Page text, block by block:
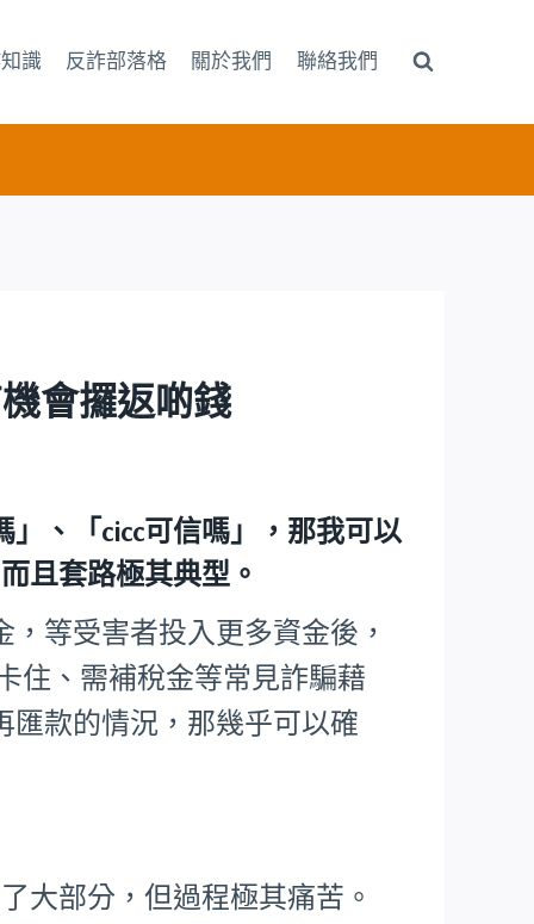
識 反詐部落格 關於我們 聯絡我們
會攞返啲錢
、 「cicc可信嗎」
，那我可以
且套路極其典型。
等受害者投入更多資金後，
住、需補稅金等常見詐騙藉
匯款的情況，那幾乎可以確
大部分，但過程極其痛苦。